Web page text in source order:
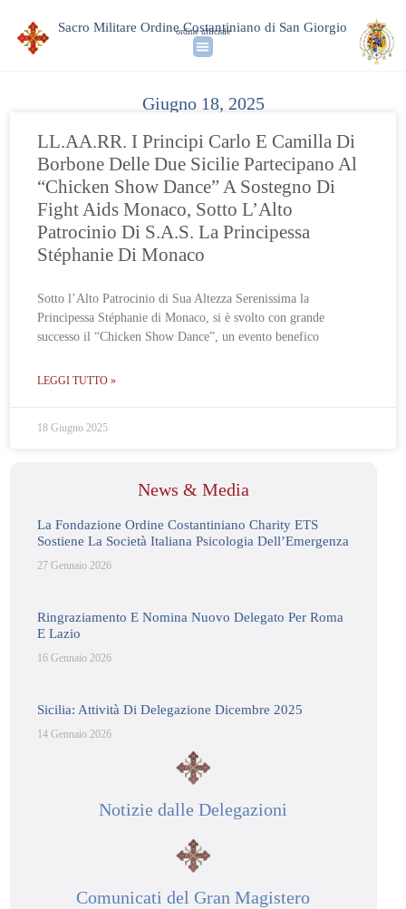
Sacro Militare Ordine Costantiniano di San Giorgio
ordine ufficiale
Giugno 18, 2025
LL.AA.RR. I Principi Carlo E Camilla Di
Borbone Delle Due Sicilie Partecipano Al
“Chicken Show Dance” A Sostegno Di
Fight Aids Monaco, Sotto L’Alto
Patrocinio Di S.A.S. La Principessa
Stéphanie Di Monaco
Sotto l’Alto Patrocinio di Sua Altezza Serenissima la
Principessa Stéphanie di Monaco, si è svolto con grande
successo il “Chicken Show Dance”, un evento benefico
LEGGI TUTTO »
18 Giugno 2025
News & Media
La Fondazione Ordine Costantiniano Charity ETS
Sostiene La Società Italiana Psicologia Dell’Emergenza
27 Gennaio 2026
Ringraziamento E Nomina Nuovo Delegato Per Roma
E Lazio
16 Gennaio 2026
Sicilia: Attività Di Delegazione Dicembre 2025
14 Gennaio 2026
Notizie dalle Delegazioni
Comunicati del Gran Magistero